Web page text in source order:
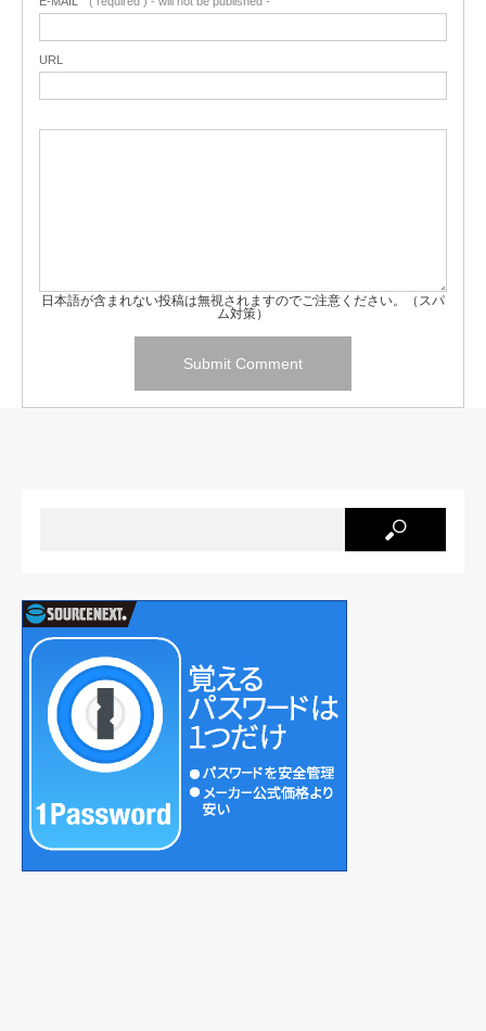
URL
日本語が含まれない投稿は無視されますのでご注意ください。（スパ
ム対策）